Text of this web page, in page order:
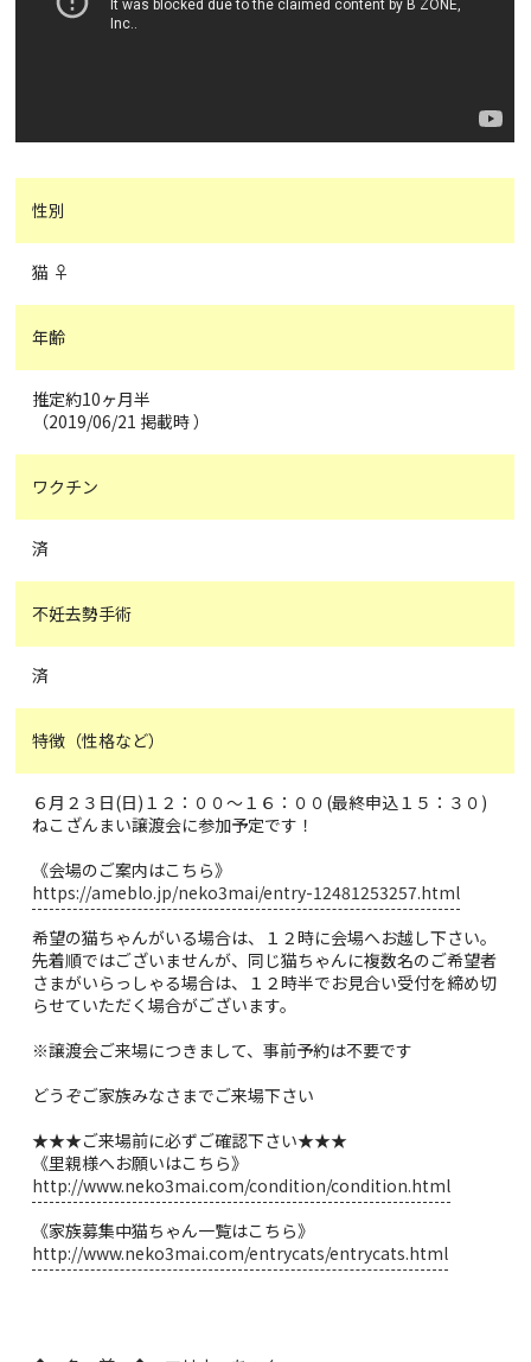
性別
猫 ♀
年齢
推定約10ヶ月半
（2019/06/21 掲載時 ）
ワクチン
済
不妊去勢手術
済
特徴（性格など）
６月２３日(日)１２：００～１６：００(最終申込１５：３０)
ねこざんまい譲渡会に参加予定です！
《会場のご案内はこちら》
https://ameblo.jp/neko3mai/entry-12481253257.html
希望の猫ちゃんがいる場合は、１２時に会場へお越し下さい。
先着順ではございませんが、同じ猫ちゃんに複数名のご希望者
さまがいらっしゃる場合は、１２時半でお見合い受付を締め切
らせていただく場合がございます。
※譲渡会ご来場につきまして、事前予約は不要です
どうぞご家族みなさまでご来場下さい
★★★ご来場前に必ずご確認下さい★★★
《里親様へお願いはこちら》
http://www.neko3mai.com/condition/condition.html
《家族募集中猫ちゃん一覧はこちら》
http://www.neko3mai.com/entrycats/entrycats.html